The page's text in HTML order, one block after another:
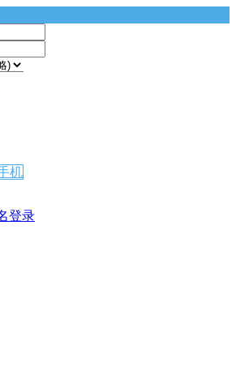
机
登录